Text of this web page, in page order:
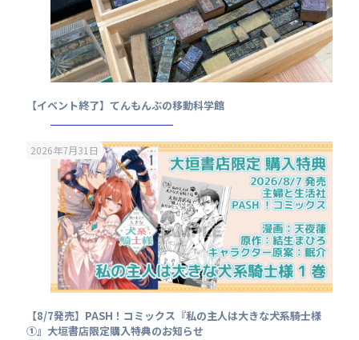
【イベント終了】てんもんぶの移動科学館
2026年7月31日
【8/7発売】PASH！コミックス『私の主人は大きな犬系騎士様
①』大垣書店限定購入特典のお知らせ